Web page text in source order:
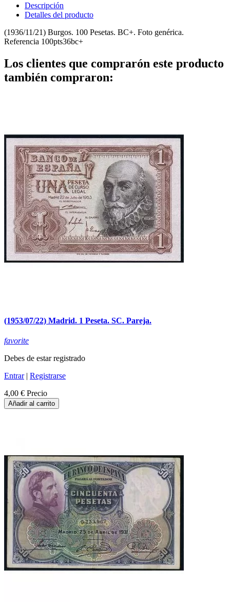
Descripción
Detalles del producto
(1936/11/21) Burgos. 100 Pesetas. BC+. Foto genérica.
Referencia 100pts36bc+
Los clientes que comprarón este producto
también compraron:
(1953/07/22) Madrid. 1 Peseta. SC. Pareja.
favorite
Debes de estar registrado
Entrar| Registrarse
4,00 € Precio
Añadir al carrito